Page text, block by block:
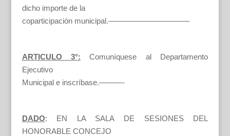
dicho importe de la
coparticipación municipal.——————————–
ARTICULO 3°: Comuníquese al Departamento
Ejecutivo
Municipal e inscríbase.———-
DADO: EN LA SALA DE SESIONES DEL
HONORABLE CONCEJO